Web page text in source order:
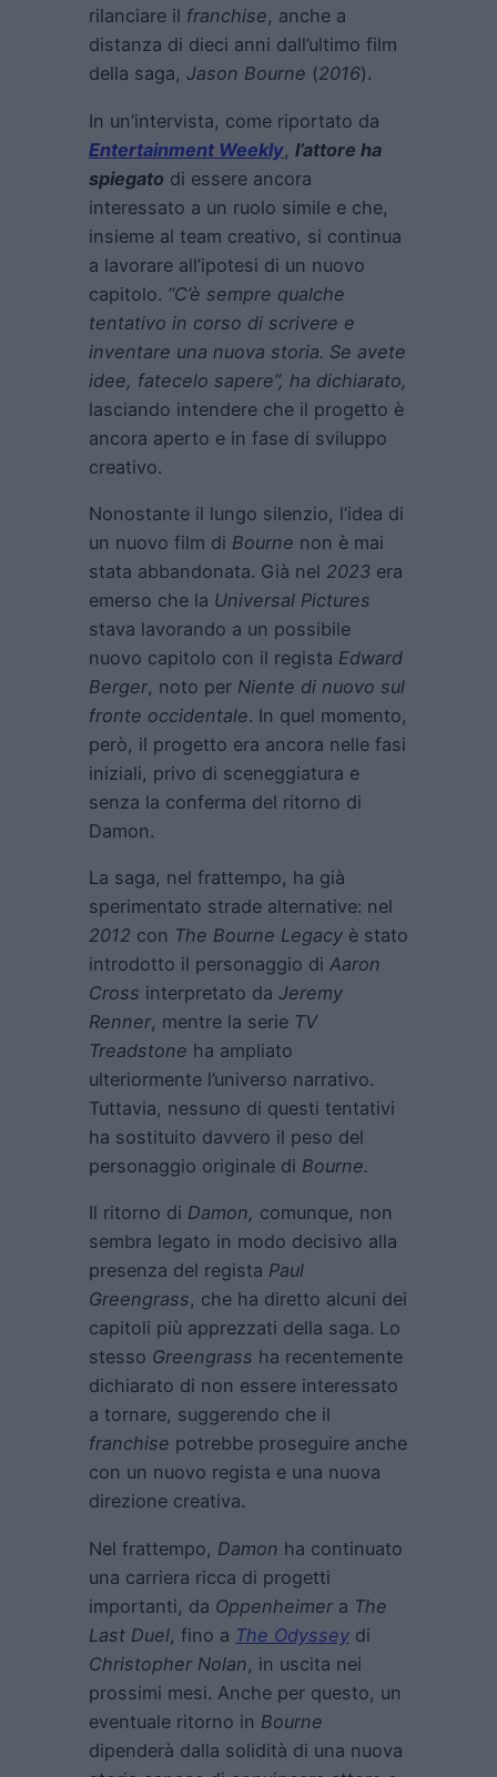
rilanciare il franchise, anche a
distanza di dieci anni dall’ultimo film
della saga, Jason Bourne (2016).
In un’intervista, come riportato da
Entertainment Weekly, l’attore ha
spiegato di essere ancora
interessato a un ruolo simile e che,
insieme al team creativo, si continua
a lavorare all’ipotesi di un nuovo
capitolo. “C’è sempre qualche
tentativo in corso di scrivere e
inventare una nuova storia. Se avete
idee, fatecelo sapere”, ha dichiarato,
lasciando intendere che il progetto è
ancora aperto e in fase di sviluppo
creativo.
Nonostante il lungo silenzio, l’idea di
un nuovo film di Bourne non è mai
stata abbandonata. Già nel 2023 era
emerso che la Universal Pictures
stava lavorando a un possibile
nuovo capitolo con il regista Edward
Berger, noto per Niente di nuovo sul
fronte occidentale. In quel momento,
però, il progetto era ancora nelle fasi
iniziali, privo di sceneggiatura e
senza la conferma del ritorno di
Damon.
La saga, nel frattempo, ha già
sperimentato strade alternative: nel
2012 con The Bourne Legacy è stato
introdotto il personaggio di Aaron
Cross interpretato da Jeremy
Renner, mentre la serie TV
Treadstone ha ampliato
ulteriormente l’universo narrativo.
Tuttavia, nessuno di questi tentativi
ha sostituito davvero il peso del
personaggio originale di Bourne.
Il ritorno di Damon, comunque, non
sembra legato in modo decisivo alla
presenza del regista Paul
Greengrass, che ha diretto alcuni dei
capitoli più apprezzati della saga. Lo
stesso Greengrass ha recentemente
dichiarato di non essere interessato
a tornare, suggerendo che il
franchise potrebbe proseguire anche
con un nuovo regista e una nuova
direzione creativa.
Nel frattempo, Damon ha continuato
una carriera ricca di progetti
importanti, da Oppenheimera The
Last Duel, fino a The Odyssey di
Christopher Nolan, in uscita nei
prossimi mesi. Anche per questo, un
eventuale ritorno in Bourne
dipenderà dalla solidità di una nuova